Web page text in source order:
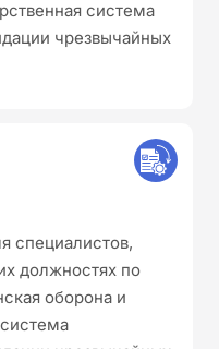
система
чрезвычайных
специалистов,
должностях по
оборона и